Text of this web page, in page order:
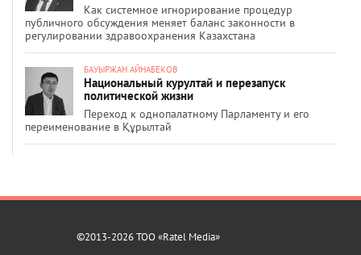
Как системное игнорирование процедур
публичного обсуждения меняет баланс законности в
регулировании здравоохранения Казахстана
БАУЫРЖАН АЙНАБЕКОВ
Национальный курултай и перезапуск
политической жизни
Переход к однопалатному Парламенту и его
переименование в Құрылтай
©2013-2026 ТОО «Ratel Media»